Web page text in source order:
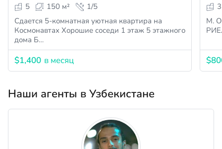
5
150 м²
1/5
Сдается 5-комнатная уютная квартира на
Космонавтах Хорошие соседи 1 этаж 5 этажного
дома Б…
$1,400 в месяц
3
М. Ойбек 2
Наши агенты в Узбекистане